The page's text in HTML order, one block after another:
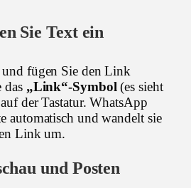
Sie Text ein
fügen Sie den Link
das„Link“-Symbol(es sieht
der Tastatur. WhatsApp
automatisch und wandelt sie
Link um.
und Posten